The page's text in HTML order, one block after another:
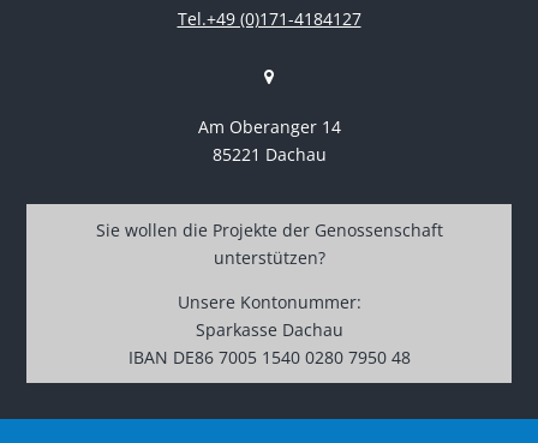
Tel.+49 (0)171-4184127
Am Oberanger 14
85221 Dachau
Sie wollen die Projekte der Genossenschaft
unterstützen?
Unsere Kontonummer:
Sparkasse Dachau
IBAN DE86 7005 1540 0280 7950 48